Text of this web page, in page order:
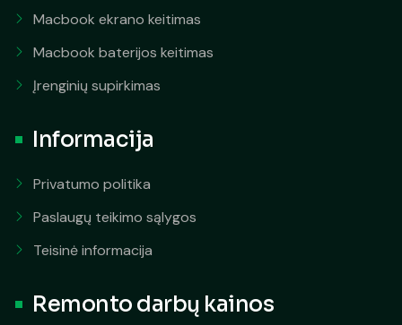
Macbook ekrano keitimas
Macbook baterijos keitimas
Įrenginių supirkimas
Informacija
Privatumo politika
Paslaugų teikimo sąlygos
Teisinė informacija
Remonto darbų kainos